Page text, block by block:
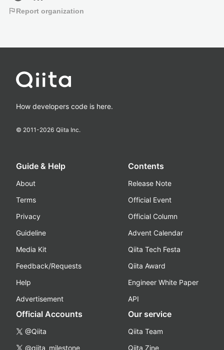
flagReport organization
How developers code is here.
© 2011-2026 Qiita Inc.
Guide & Help
About
Terms
Privacy
Guideline
Media Kit
Feedback/Requests
Help
Advertisement
Contents
Release Note
Official Event
Official Column
Advent Calendar
Qiita Tech Festa
Qiita Award
Engineer White Paper
API
Official Accounts
@Qiita
@qiita_milestone
Our service
Qiita Team
Qiita Zine